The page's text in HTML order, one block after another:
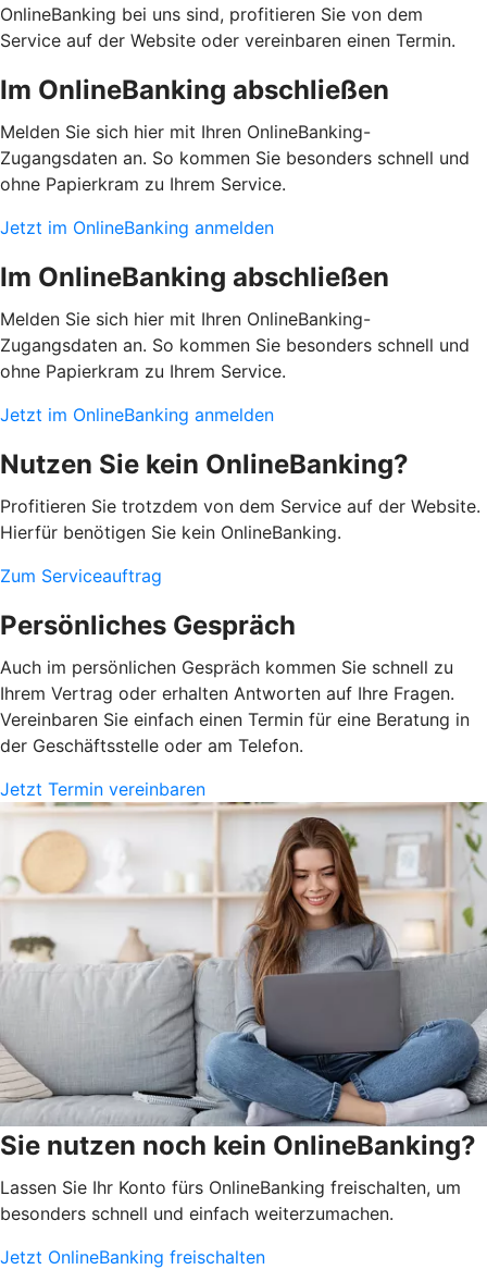
OnlineBanking bei uns sind, profitieren Sie von dem
Service auf der Website oder vereinbaren einen Termin.
Im OnlineBanking abschließen
Melden Sie sich hier mit Ihren OnlineBanking-
Zugangsdaten an. So kommen Sie besonders schnell und
ohne Papierkram zu Ihrem Service.
Jetzt im OnlineBanking anmelden
Im OnlineBanking abschließen
Melden Sie sich hier mit Ihren OnlineBanking-
Zugangsdaten an. So kommen Sie besonders schnell und
ohne Papierkram zu Ihrem Service.
Jetzt im OnlineBanking anmelden
Nutzen Sie kein OnlineBanking?
Profitieren Sie trotzdem von dem Service auf der Website.
Hierfür benötigen Sie kein OnlineBanking.
Zum Serviceauftrag
Persönliches Gespräch
Auch im persönlichen Gespräch kommen Sie schnell zu
Ihrem Vertrag oder erhalten Antworten auf Ihre Fragen.
Vereinbaren Sie einfach einen Termin für eine Beratung in
der Geschäftsstelle oder am Telefon.
Jetzt Termin vereinbaren
Sie nutzen noch kein OnlineBanking?
Lassen Sie Ihr Konto fürs OnlineBanking freischalten, um
besonders schnell und einfach weiterzumachen.
Jetzt OnlineBanking freischalten